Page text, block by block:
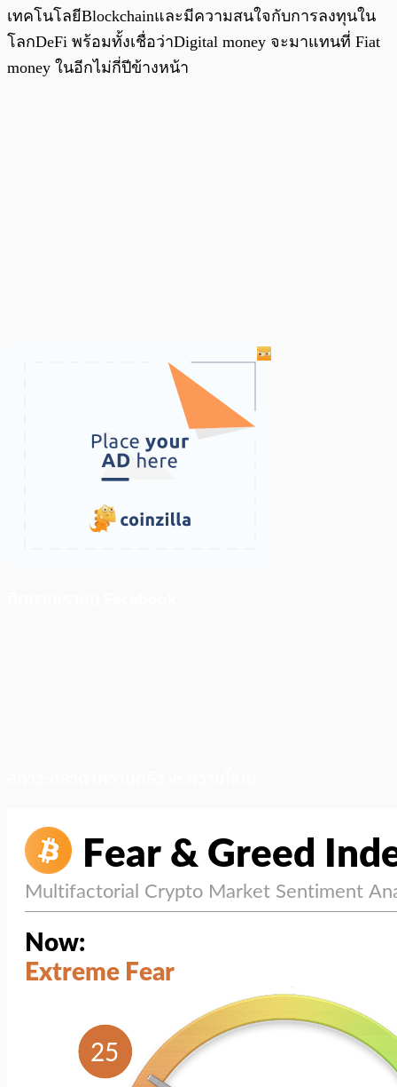
เทคโนโลยีBlockchainและมีความสนใจกับการลงทุนใน
โลกDeFi พร้อมทั้งเชื่อว่าDigital money จะมาแทนที่ Fiat
money ในอีกไม่กี่ปีข้างหน้า